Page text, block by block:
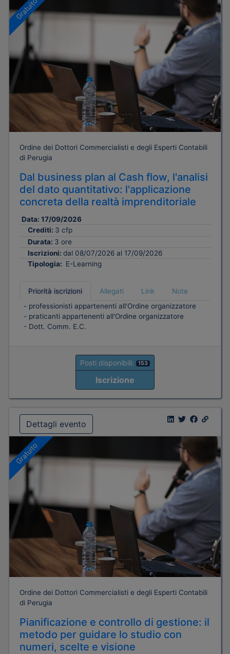
Gratuito
Ordine dei Dottori Commercialisti e degli Esperti Contabili
di Perugia
Dal business plan al Cash flow, l'analisi
del dato quantitativo: l'applicazione
concreta della realtà imprenditoriale
Data: 17/09/2026
Crediti: 3 cfp
Durata: 3 ore
Iscrizioni: dal 08/07/2026 al 17/09/2026
Tipologia: E-Learning
Priorità iscrizioni Allegati Link
Note
- professionisti appartenenti all'Ordine organizzatore
- praticanti appartenenti all'Ordine organizzatore
- Dott. Comm. E.C.
Posti disponibili: 153
Iscrizione
Dettagli evento
Gratuito
Ordine dei Dottori Commercialisti e degli Esperti Contabili
di Perugia
Pianificazione e controllo di gestione: il
metodo per guidare lo studio con
numeri, scelte e visione